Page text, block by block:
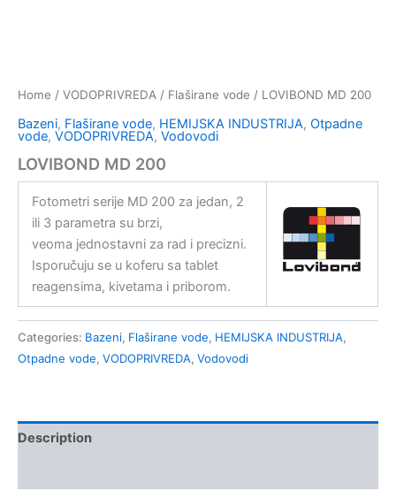
Home / VODOPRIVREDA / Flaširane vode / LOVIBOND MD 200
Bazeni, Flaširane vode, HEMIJSKA INDUSTRIJA, Otpadne
vode, VODOPRIVREDA, Vodovodi
LOVIBOND MD 200
Fotometri serije MD 200 za jedan, 2
ili 3 parametra su brzi,
veoma jednostavni za rad i precizni.
Isporučuju se u koferu sa tablet
reagensima, kivetama i priborom.
Categories: Bazeni, Flaširane vode, HEMIJSKA INDUSTRIJA,
Otpadne vode, VODOPRIVREDA, Vodovodi
Description